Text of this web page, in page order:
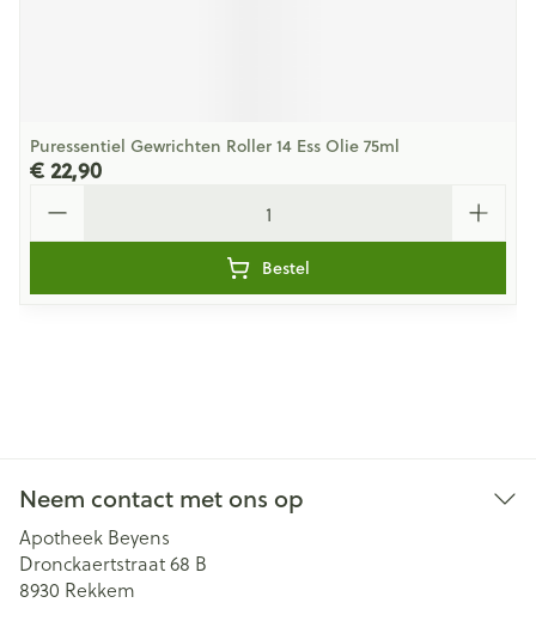
Puressentiel Gewrichten Roller 14 Ess Olie 75ml
€ 22,90
Bestel
Neem contact met ons op
Apotheek Beyens
Dronckaertstraat 68 B
8930 Rekkem